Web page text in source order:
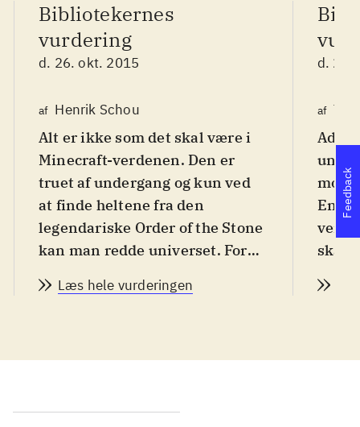
Bibliotekernes
vurdering
d. 26. okt. 2015
af Henrik Schou
Alt er ikke som det skal være i
Minecraft-verdenen. Den er
truet af undergang og kun ved
at finde heltene fra den
legendariske Order of the Stone
kan man redde universet. For
Story mode kan snyde. Det er
click adventurespil, i 5 kapitler
resten frigives løbende). Spillet
Læs hele vurderingen
d. 26.
af
mod
En
skal
Feedback